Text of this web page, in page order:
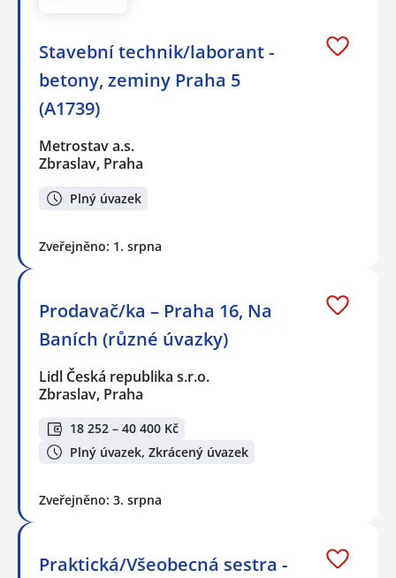
Stavební technik/laborant -
betony, zeminy Praha 5
(A1739)
Metrostav a.s.
Zbraslav, Praha
Plný úvazek
Zveřejněno: 1. srpna
Prodavač/ka – Praha 16, Na
Baních (různé úvazky)
Lidl Česká republika s.r.o.
Zbraslav, Praha
18 252 – 40 400 Kč
Plný úvazek, Zkrácený úvazek
Zveřejněno: 3. srpna
Praktická/Všeobecná sestra -